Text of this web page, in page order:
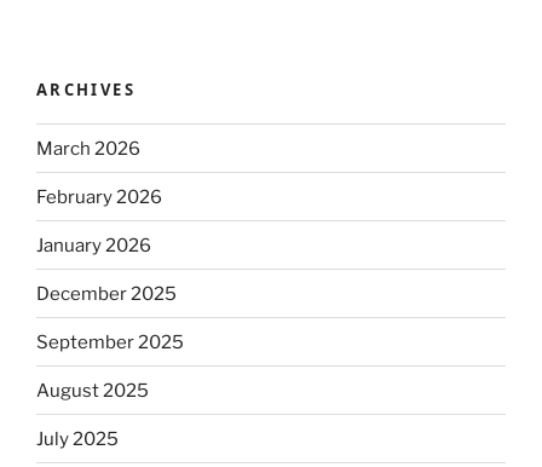
ARCHIVES
March 2026
February 2026
January 2026
December 2025
September 2025
August 2025
July 2025